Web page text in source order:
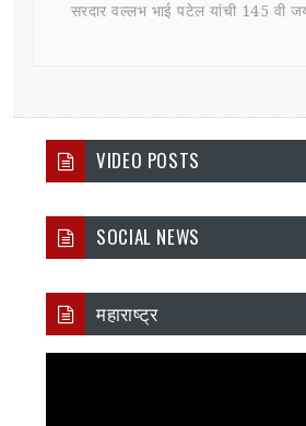
VIDEO POSTS
SOCIAL NEWS
महाराष्ट्र
सरदार वल्लभ भाई पटेल यांची 145 वी